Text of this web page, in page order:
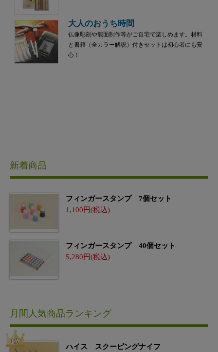
大人のおうち時間
仏像彫刻や能面制作等がご自宅で楽しめます。材料
と書籍（全カラー解説）付きセットは初心者にも安
心！
新着商品
フィンガースタンプ 7個セット
1,100
フィンガースタンプ 40個セット
5,280
月間人気商品ランキング
ハイス スクーピングナイフ